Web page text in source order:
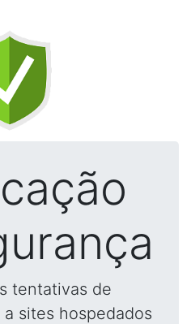
tentativas de
sites hospedados